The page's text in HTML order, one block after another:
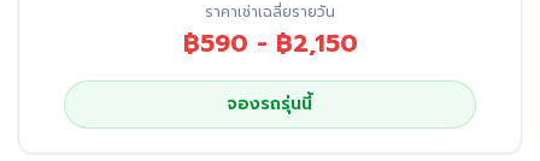
ราคาเช่าเฉลี่ยรายวัน
฿590 - ฿2,150
จองรถรุ่นนี้